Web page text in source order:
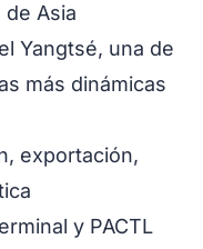
Asia
Yangtsé, una de
más dinámicas
exportación,
y PACTL